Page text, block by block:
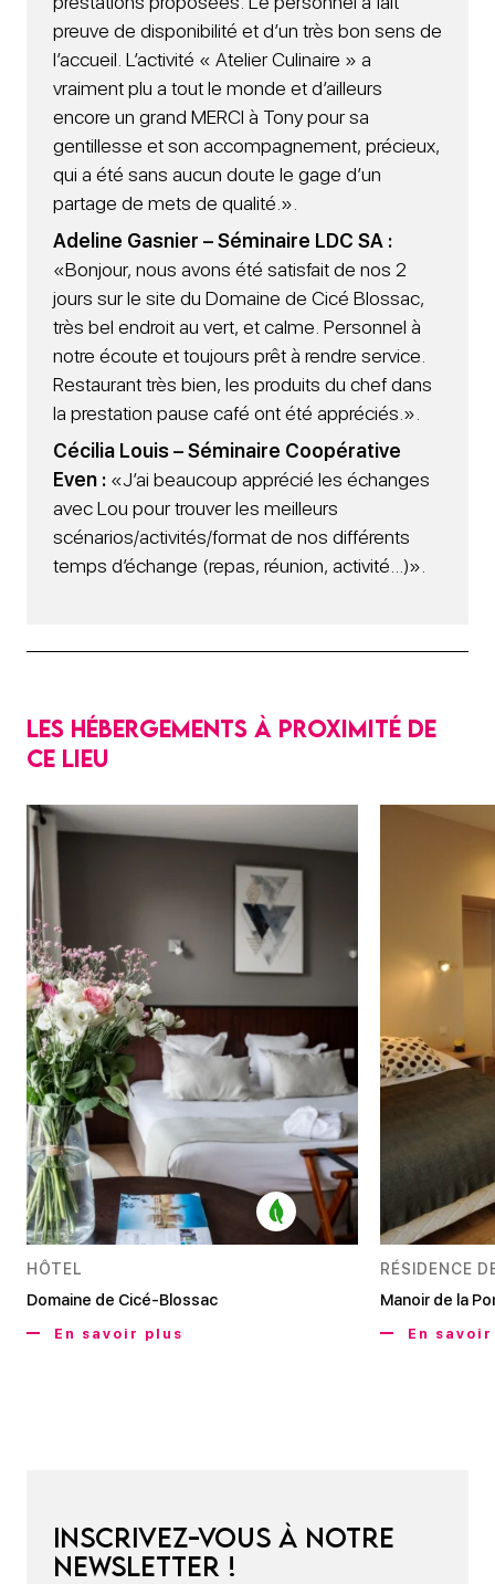
preuve de disponibilité et d’un très bon sens de
l’accueil. L’activité « Atelier Culinaire » a
vraiment plu a tout le monde et d’ailleurs
encore un grand MERCI à Tony pour sa
gentillesse et son accompagnement, précieux,
qui a été sans aucun doute le gage d’un
partage de mets de qualité.».
Adeline Gasnier – Séminaire LDC SA :
«Bonjour, nous avons été satisfait de nos 2
jours sur le site du Domaine de Cicé Blossac,
très bel endroit au vert, et calme. Personnel à
notre écoute et toujours prêt à rendre service.
Restaurant très bien, les produits du chef dans
la prestation pause café ont été appréciés.».
Cécilia Louis – Séminaire Coopérative
Even : «J’ai beaucoup apprécié les échanges
avec Lou pour trouver les meilleurs
scénarios/activités/format de nos différents
temps d’échange (repas, réunion, activité…)».
Les hébergements à proximité de
ce lieu
HÔTEL
Domaine de Cicé-Blossac
En savoir plus
RÉSIDENCE
Manoir de la
En
Inscrivez-vous à notre
newsletter !